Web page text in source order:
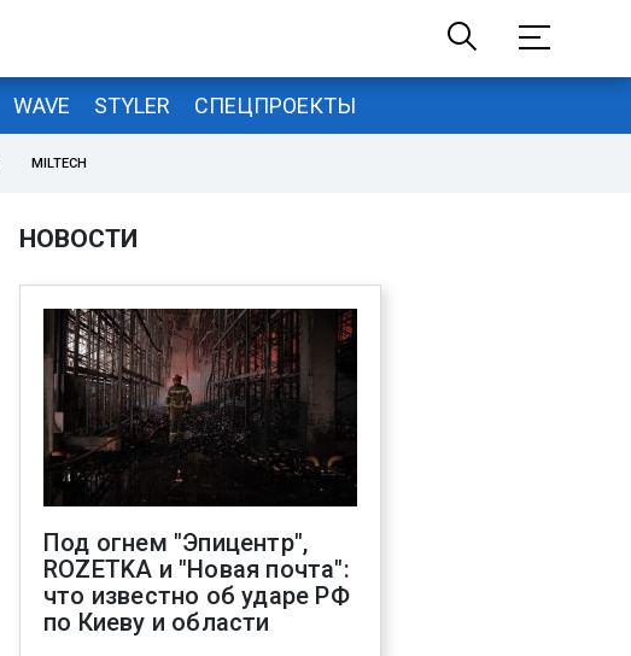
WAVE STYLER СПЕЦПРОЕКТЫ
MILTECH
НОВОСТИ
Под огнем "Эпицентр",
ROZETKA и "Новая почта":
что известно об ударе РФ
по Киеву и области